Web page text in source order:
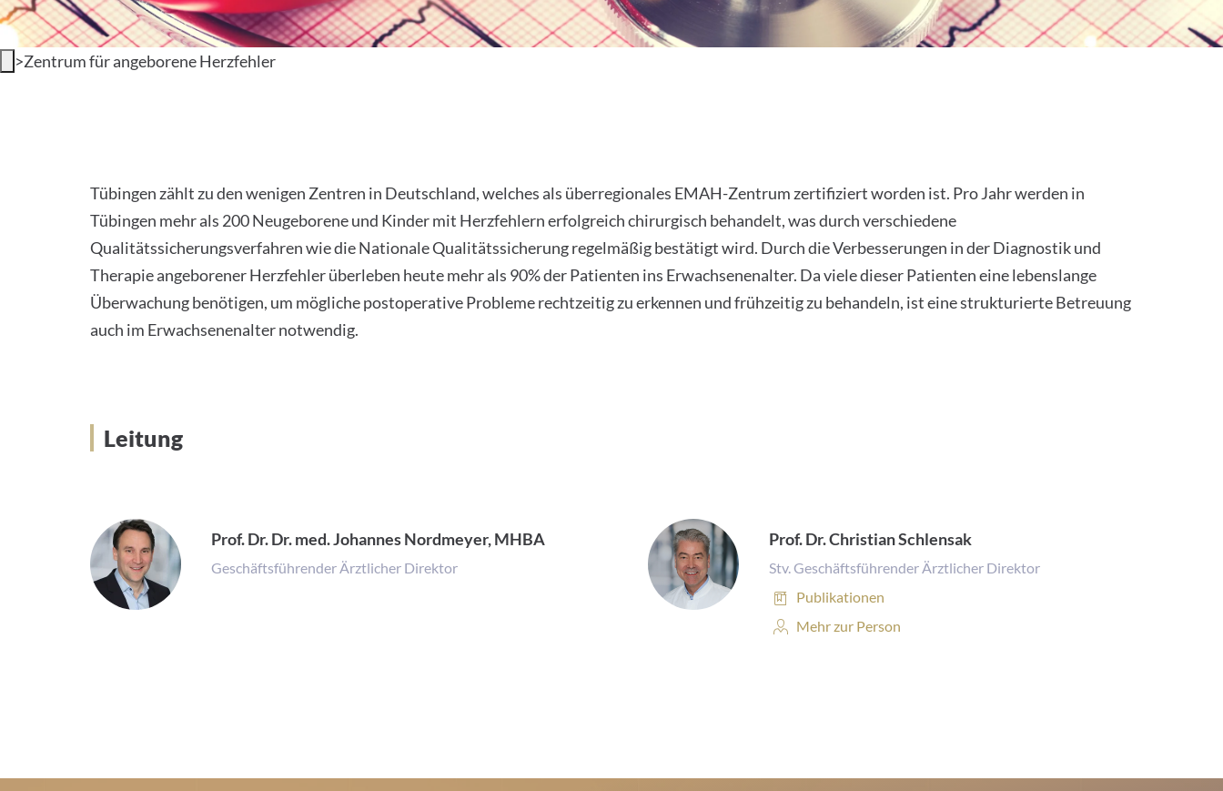
>Zentrum für angeborene Herzfehler
Zentrum für angeborene Herzfehler im Kindes- und Erwachsenenalter
Tübingen zählt zu den wenigen Zentren in Deutschland, welches als überregionales EMAH-Zentrum zertifiziert worden ist. Pro Jahr werden in
Tübingen mehr als 200 Neugeborene und Kinder mit Herzfehlern erfolgreich chirurgisch behandelt, was durch verschiedene
Qualitätssicherungsverfahren wie die Nationale Qualitätssicherung regelmäßig bestätigt wird. Durch die Verbesserungen in der Diagnostik und
Therapie angeborener Herzfehler überleben heute mehr als 90% der Patienten ins Erwachsenenalter. Da viele dieser Patienten eine lebenslange
Überwachung benötigen, um mögliche postoperative Probleme rechtzeitig zu erkennen und frühzeitig zu behandeln, ist eine strukturierte Betreuung
auch im Erwachsenenalter notwendig.
Leitung
Prof. Dr. Dr. med. Johannes Nordmeyer, MHBA
Geschäftsführender Ärztlicher Direktor
Prof. Dr. Christian Schlensak
Stv. Geschäftsführender Ärztlicher Direktor
Publikationen:
Publikationen
Personenprofil:
Mehr zur Person